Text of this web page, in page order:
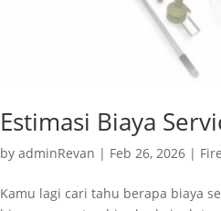
Estimasi Biaya
byadminRevan | Feb 26, 2026 |
Kamu lagi cari tahu berapa biaya